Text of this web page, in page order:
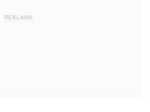
REKLAMA